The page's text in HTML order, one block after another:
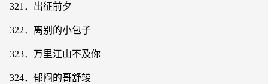
321．出征前夕
322．离别的小包子
323．万里江山不及你
324．郁闷的哥舒竣